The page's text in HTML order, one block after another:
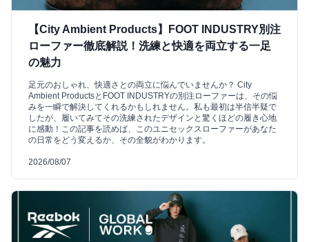
【City Ambient Products】FOOT INDUSTRY別注
ローファー徹底解説！洗練と快適を両立する一足
の魅力
足元のおしゃれ、快適さとの両立に悩んでいませんか？ City
Ambient ProductsとFOOT INDUSTRYの別注ローファーは、その悩
みを一瞬で解決してくれるかもしれません。私も最初は半信半疑で
したが、履いてみてその洗練されたデザインと驚くほどの履き心地
に感動！この記事を読めば、このユニセックスローファーがあなた
の日常をどう変えるか、その全貌がわかります。
2026/08/07